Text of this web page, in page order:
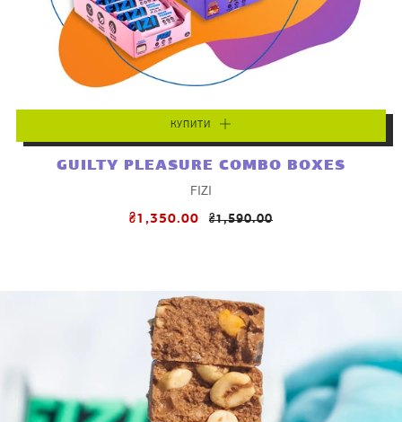
КУПИТИ
GUILTY PLEASURE COMBO BOXES
FIZI
₴1,350.00 ₴1,590.00